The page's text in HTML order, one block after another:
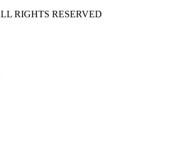
RIGHTS RESERVED